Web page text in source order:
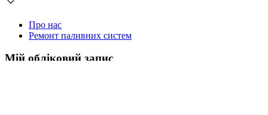
Про нас
Ремонт паливних систем
Мій обліковий запис